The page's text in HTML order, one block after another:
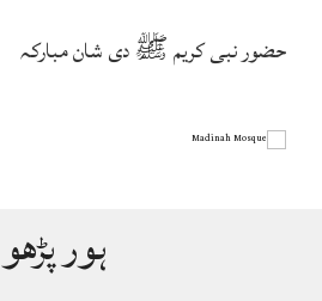
حضور نبی کریم ﷺ دی شان مبارکہ
ہور پڑھو